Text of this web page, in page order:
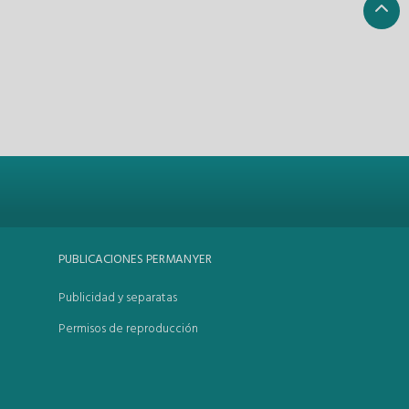
PUBLICACIONES PERMANYER
Publicidad y separatas
Permisos de reproducción